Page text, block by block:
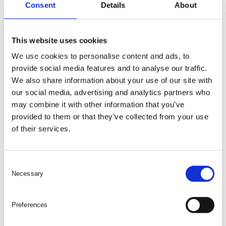
Consent Details About
This website uses cookies
We use cookies to personalise content and ads, to
provide social media features and to analyse our traffic.
We also share information about your use of our site with
our social media, advertising and analytics partners who
may combine it with other information that you’ve
provided to them or that they’ve collected from your use
of their services.
Necessary
Preferences
beställningsvara
LÄGG I VARUKORG
MHD 3/8 Drive 9/16 AF B/E
19
9/16
50